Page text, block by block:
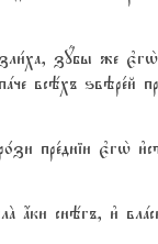
зyбы же
всёхъ ѕвэре1й
пре1дніи є3гw2
ѓки снёгъ, и3